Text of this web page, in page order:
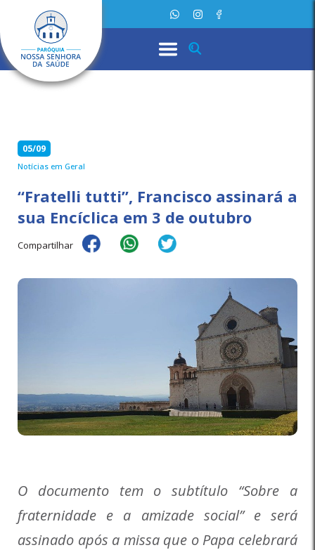
05/09
Notícias em Geral
“Fratelli tutti”, Francisco assinará a
sua Encíclica em 3 de outubro
Compartilhar
O documento tem o subtítulo “Sobre a
fraternidade e a amizade social” e será
assinado após a missa que o Papa celebrará